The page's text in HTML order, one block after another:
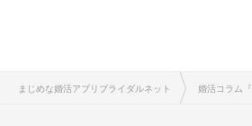
まじめな婚活アプリブライダルネット 婚活コラム『